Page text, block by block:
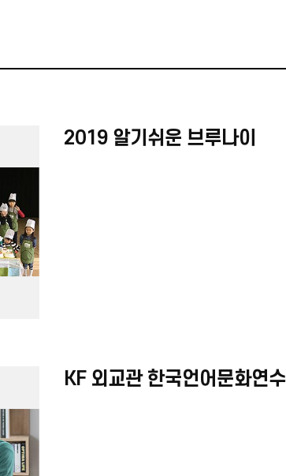
2019 알기쉬운 브루나이
KF 외교관 한국언어문화연수